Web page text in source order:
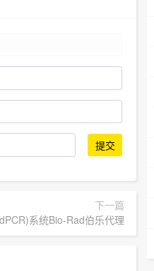
提交
下一篇
系统Bio-Rad伯乐代理